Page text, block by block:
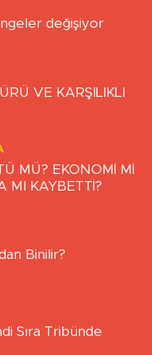
değişiyor
VE KARŞILIKLI
MÜ? EKONOMİ Mİ
MI KAYBETTİ?
Binilir?
Sıra Tribünde